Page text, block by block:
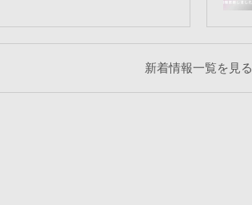
新着情報一覧を見る